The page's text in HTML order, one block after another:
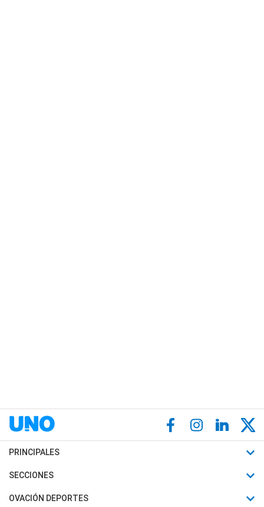
PRINCIPALES
Últimas Noticias
Política
SECCIONES
Horóscopo
OVACIÓN DEPORTES